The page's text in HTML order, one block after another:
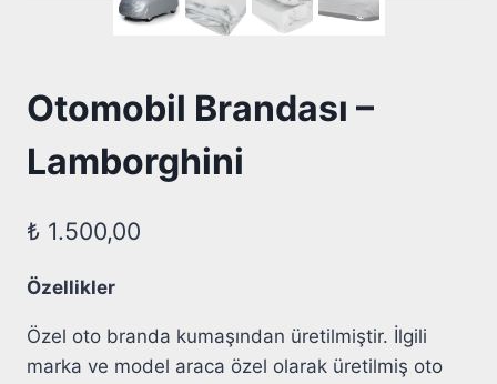
Otomobil Brandası –
Lamborghini
₺ 1.500,00
Özellikler
Özel oto branda kumaşından üretilmiştir. İlgili
marka ve model araca özel olarak üretilmiş oto